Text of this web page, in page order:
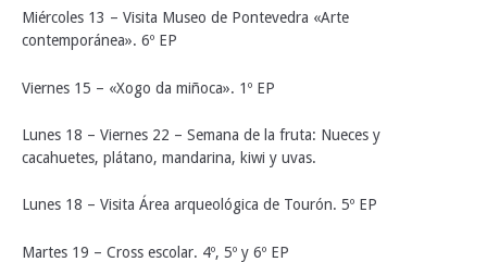
Miércoles 13 – Visita Museo de Pontevedra «Arte
contemporánea». 6º EP
Viernes 15 – «Xogo da miñoca». 1º EP
Lunes 18 – Viernes 22 – Semana de la fruta: Nueces y
cacahuetes, plátano, mandarina, kiwi y uvas.
Lunes 18 – Visita Área arqueológica de Tourón. 5º EP
Martes 19 – Cross escolar. 4º, 5º y 6º EP